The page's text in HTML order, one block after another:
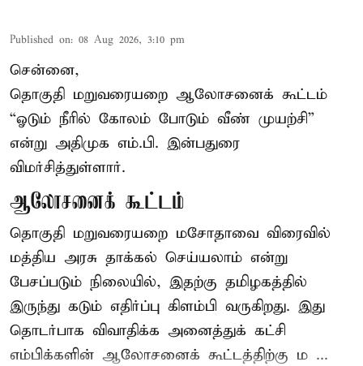
Published on: 08 Aug 2026, 3:10 pm
சென்னை,
தொகுதி மறுவரையறை ஆலோசனைக் கூட்டம்
“ஓடும் நீரில் கோலம் போடும் வீண் முயற்சி”
என்று அதிமுக எம்.பி. இன்பதுரை
விமர்சித்துள்ளார்.
ஆலோசனைக் கூட்டம்
தொகுதி மறுவரையறை மசோதாவை விரைவில்
மத்திய அரசு தாக்கல் செய்யலாம் என்று
பேசப்படும் நிலையில், இதற்கு தமிழகத்தில்
இருந்து கடும் எதிர்ப்பு கிளம்பி வருகிறது. இது
தொடர்பாக விவாதிக்க அனைத்துக் கட்சி
எம்பிக்களின் ஆலோசனைக் கூட்டத்திற்கு ம ...